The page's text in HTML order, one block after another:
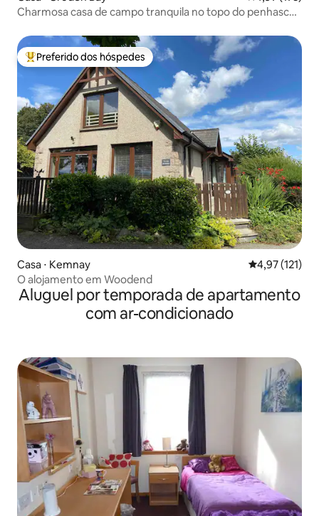
Charmosa casa de campo tranquila no topo do penhasco,
Entre os melhores preferidos dos hóspedes
Preferido dos hóspedes
Casa ⋅ Kemnay 4,97 de uma
4,97 (121)
O alojamento em Woodend
Aluguel por temporada de apartamento
com ar-condicionado